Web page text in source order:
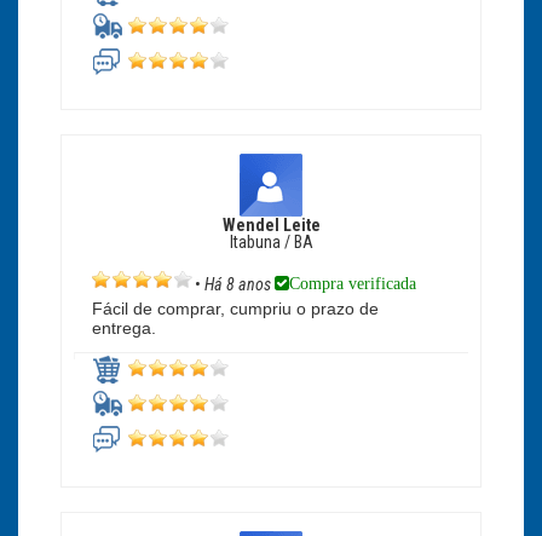
Wendel Leite
Itabuna / BA
• Há 8 anos Compra verificada
Fácil de comprar, cumpriu o prazo de
entrega.